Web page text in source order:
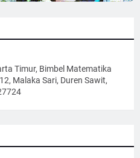
Timur, Bimbel Matematika
Malaka Sari, Duren Sawit,